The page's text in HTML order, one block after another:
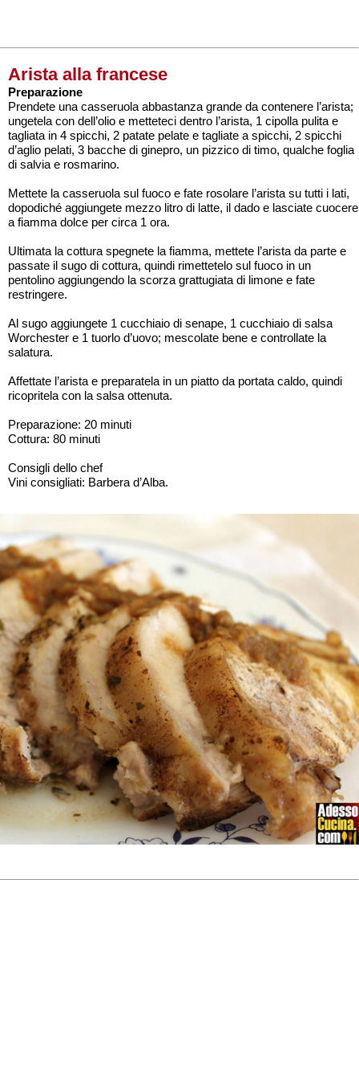
Arista alla francese
Preparazione
Prendete una casseruola abbastanza grande da contenere l’arista;
ungetela con dell’olio e metteteci dentro l’arista, 1 cipolla pulita e
tagliata in 4 spicchi, 2 patate pelate e tagliate a spicchi, 2 spicchi
d’aglio pelati, 3 bacche di ginepro, un pizzico di timo, qualche foglia
di salvia e rosmarino.
Mettete la casseruola sul fuoco e fate rosolare l’arista su tutti i lati,
dopodiché aggiungete mezzo litro di latte, il dado e lasciate cuocere
a fiamma dolce per circa 1 ora.
Ultimata la cottura spegnete la fiamma, mettete l’arista da parte e
passate il sugo di cottura, quindi rimettetelo sul fuoco in un
pentolino aggiungendo la scorza grattugiata di limone e fate
restringere.
Al sugo aggiungete 1 cucchiaio di senape, 1 cucchiaio di salsa
Worchester e 1 tuorlo d’uovo; mescolate bene e controllate la
salatura.
Affettate l’arista e preparatela in un piatto da portata caldo, quindi
ricopritela con la salsa ottenuta.
Preparazione: 20 minuti
Cottura: 80 minuti
Consigli dello chef
Vini consigliati: Barbera d’Alba.